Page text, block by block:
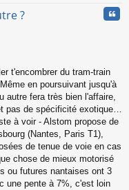
?
t'encombrer du tram-train
en poursuivant jusqu'à
autre fera très bien l'affaire,
pas de spécificité exotique…
à voir - Alstom propose de
(Nantes, Paris T1),
de tenue de voie en cas
chose de mieux motorisé
ou futures nantaises ont 3
une pente à 7%, c'est loin